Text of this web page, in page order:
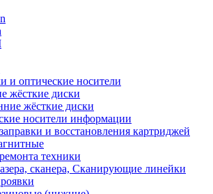
и оптические носители
жёсткие диски
жёсткие диски
носители информации
и восстановления картриджей
техники
сканера, Сканирующие линейки